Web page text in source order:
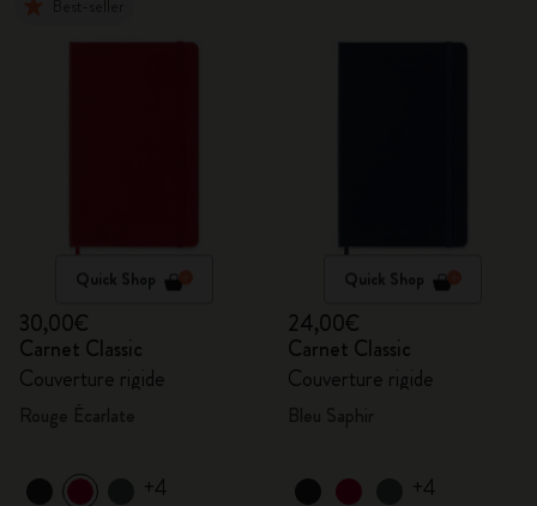
Quick Shop
30,00€
Carnet Classic
Couverture rigide
+4
Quick Shop
24,00€
Carnet Classic
Couverture rigide
+4